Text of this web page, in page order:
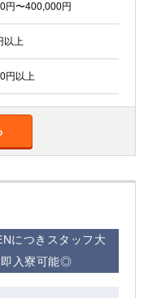
円〜400,000円
以上
円以上
につきスタッフ大
即入寮可能◎
内容で設定